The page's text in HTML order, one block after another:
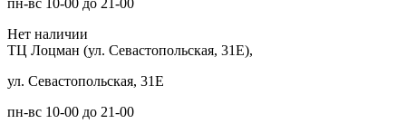
Нет наличии
ТЦ Лоцман (ул. Севастопольская, 31Е),
ул. Севастопольская, 31Е
пн-вс 10-00 до 21-00